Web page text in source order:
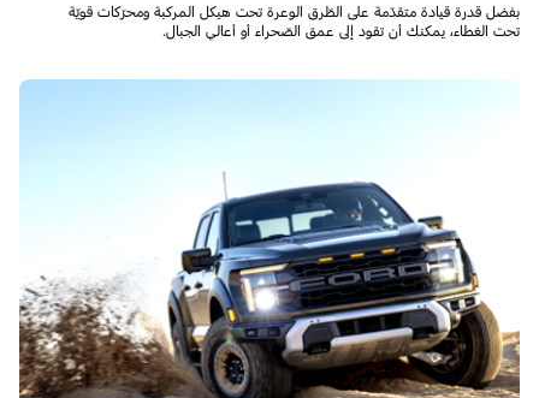
بفضل قدرة قيادة متقدّمة على الطّرق الوعرة تحت هيكل المركبة ومحرّكات قويّة
تحت الغطاء، يمكنك أن تقود إلى عمق الصّحراء أو أعالي الجبال.